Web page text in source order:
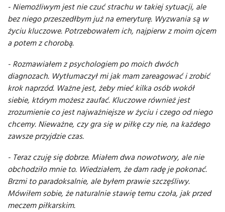
- Niemożliwym jest nie czuć strachu w takiej sytuacji, ale
bez niego przeszedłbym już na emeryturę. Wyzwania są w
życiu kluczowe. Potrzebowałem ich, najpierw z moim ojcem
a potem z chorobą.
- Rozmawiałem z psychologiem po moich dwóch
diagnozach. Wytłumaczył mi jak mam zareagować i zrobić
krok naprzód. Ważne jest, żeby mieć kilka osób wokół
siebie, którym możesz zaufać. Kluczowe również jest
zrozumienie co jest najważniejsze w życiu i czego od niego
chcemy. Nieważne, czy gra się w piłkę czy nie, na każdego
zawsze przyjdzie czas.
- Teraz czuję się dobrze. Miałem dwa nowotwory, ale nie
obchodziło mnie to. Wiedziałem, że dam radę je pokonać.
Brzmi to paradoksalnie, ale byłem prawie szczęśliwy.
Mówiłem sobie, że naturalnie stawię temu czoła, jak przed
meczem piłkarskim.